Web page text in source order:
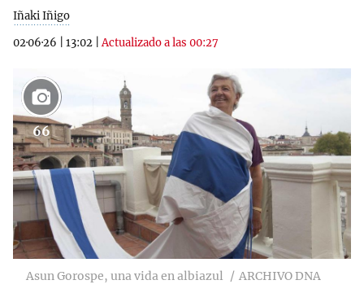
Iñaki Iñigo
02·06·26
13:02 |Actualizado a las 00:27
66
Asun Gorospe, una vida en albiazul ARCHIVO DNA